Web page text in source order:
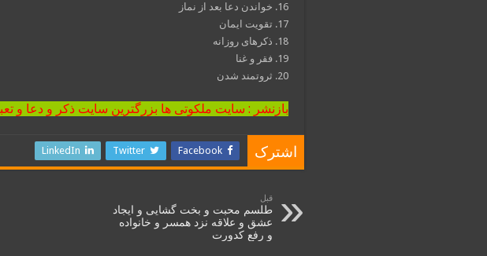
16. خواندن دعا بعد از نماز
17. تقویت ایمان
18. ذکرهای روزانه
19. فقر و غنا
20. ثروتمند شدن
بازنشر : سایت ملکوتی ها بزرگترین سایت ذکر و دعا و
اشترک Facebook
Twitter
LinkedIn
قبل
طلسم محبت و بخت گشايی و ایجاد
عشق و علاقه نزد همسر و خانواده
و رفع کدورت